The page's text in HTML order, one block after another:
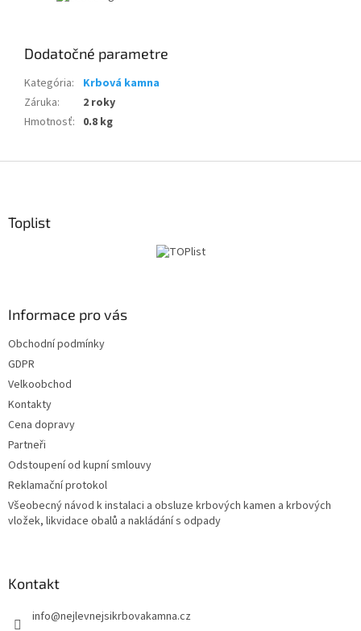
Dodatočné parametre
Kategória:
Krbová kamna
Záruka:
2 roky
Hmotnosť: 0.8 kg
Toplist
Informace pro vás
Obchodní podmínky
GDPR
Velkoobchod
Kontakty
Cena dopravy
Partneři
Odstoupení od kupní smlouvy
Reklamační protokol
Všeobecný návod k instalaci a obsluze krbových kamen a krbových
vložek, likvidace obalů a nakládání s odpady
Kontakt
info@nejlevnejsikrbovakamna.cz